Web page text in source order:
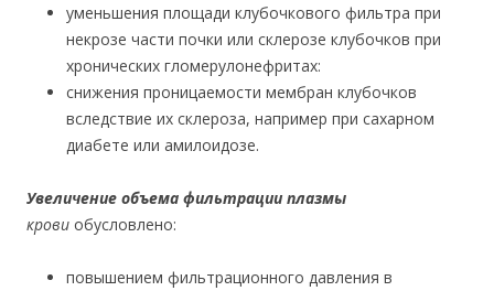
уменьшения площади клубочкового фильтра при
некрозе части почки или склерозе клубочков при
хронических гломерулонефритах:
снижения проницаемости мембран клубочков
вследствие их склероза, например при сахарном
диабете или амилоидозе.
Увеличение объема фильтрации плазмы
крови обусловлено:
повышением фильтрационного давления в